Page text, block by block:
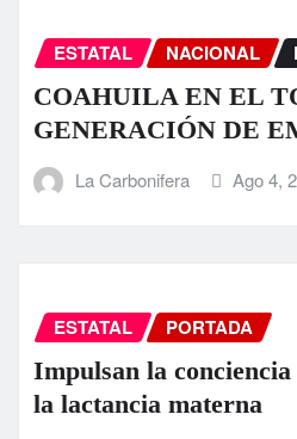
ESTATAL NACIONAL
COAHUILA EN EL
GENERACIÓN DE
La Carbonifera Ago 4,
ESTATAL PORTADA
Impulsan la
la lactancia materna